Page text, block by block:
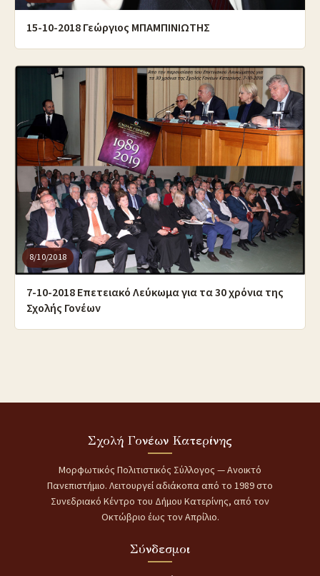
15-10-2018 Γεώργιος ΜΠΑΜΠΙΝΙΩΤΗΣ
8/10/2018
7-10-2018 Επετειακό Λεύκωμα για τα 30 χρόνια της
Σχολής Γονέων
Σχολή Γονέων Κατερίνης
Μορφωτικός Πολιτιστικός Σύλλογος — Ανοικτό
Πανεπιστήμιο. Λειτουργεί αδιάκοπα από το 1989 στο
Συνεδριακό Κέντρο του Δήμου Κατερίνης, από τον
Οκτώβριο έως τον Απρίλιο.
Σύνδεσμοι